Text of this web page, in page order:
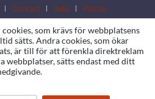
Contact Jobs Platser
som krävs för webbplatsens
sätts. Andra cookies, som ökar
är till för att förenkla direktreklam
webbplatser, sätts endast med ditt